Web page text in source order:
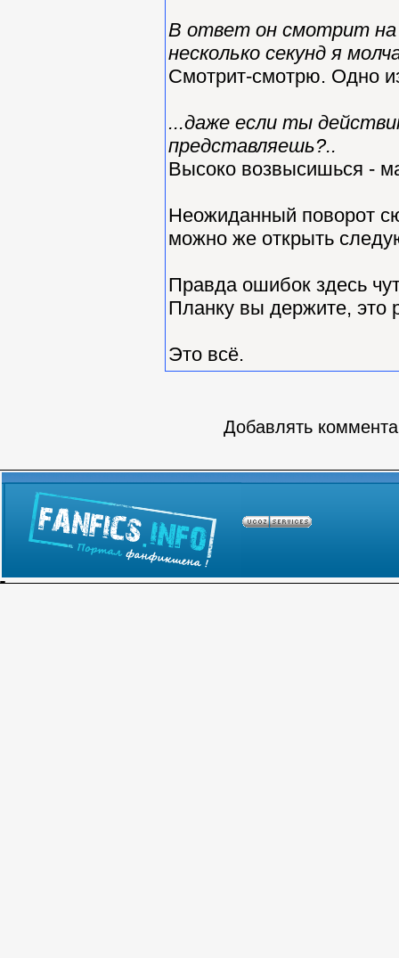
В ответ он смотрит на
несколько секунд я
Смотрит-смотрю. Одно
...даже если ты
представляешь?..
Высоко возвысишься -
Неожиданный поворот
можно же открыть
Правда ошибок здесь
Планку вы держите, это
Это всё.
Добавлять